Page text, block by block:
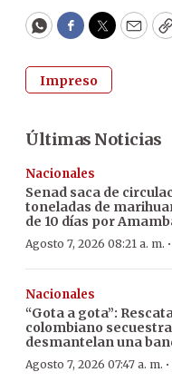
WhatsApp
Facebook
Twitter
Impreso
Últimas Noticias
Nacionales
Senad saca de
toneladas de
de 10 días por
Agosto 7, 2026 08:21 a. m. ·
Nacionales
“Gota a gota”:
colombiano
desmantelan una
Agosto 7, 2026 07:47 a. m. ·